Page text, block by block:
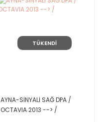
TÜKENDİ
AYNA-SİNYALİ SAĞ DPA /
OCTAVIA 2013 --> /